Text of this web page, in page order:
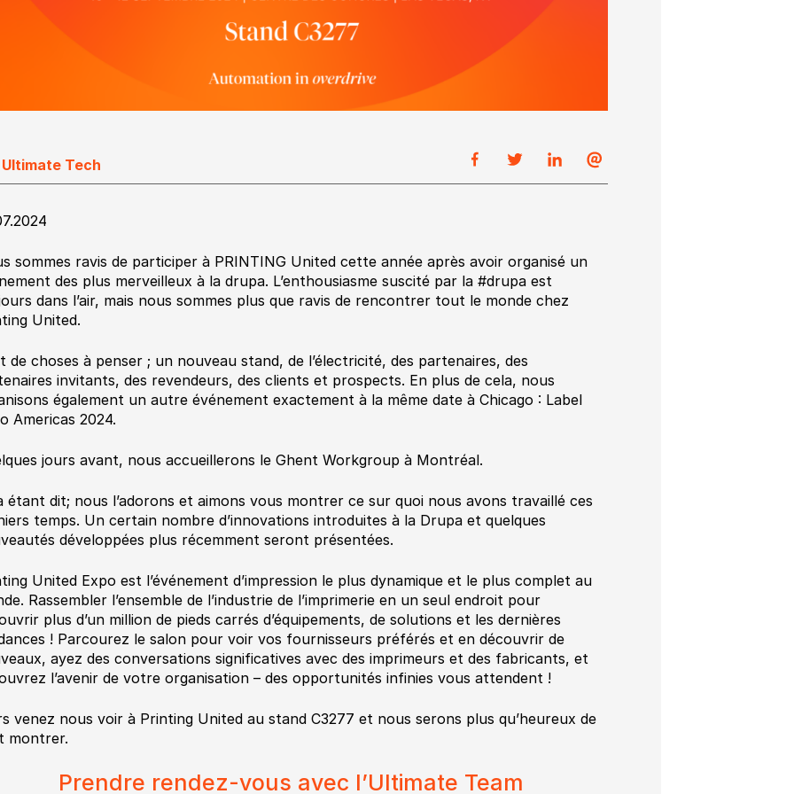
Tech
sommes ravis de participer à PRINTING United cette année après avoir organisé un
des plus merveilleux à la drupa. L’enthousiasme suscité par la #drupa est
dans l’air, mais nous sommes plus que ravis de rencontrer tout le monde chez
United.
de choses à penser ; un nouveau stand, de l’électricité, des partenaires, des
invitants, des revendeurs, des clients et prospects. En plus de cela, nous
également un autre événement exactement à la même date à Chicago : Label
Americas 2024.
jours avant, nous accueillerons le Ghent Workgroup à Montréal.
étant dit; nous l’adorons et aimons vous montrer ce sur quoi nous avons travaillé ces
temps. Un certain nombre d’innovations introduites à la Drupa et quelques
développées plus récemment seront présentées.
United Expo est l’événement d’impression le plus dynamique et le plus complet au
Rassembler l’ensemble de l’industrie de l’imprimerie en un seul endroit pour
plus d’un million de pieds carrés d’équipements, de solutions et les dernières
! Parcourez le salon pour voir vos fournisseurs préférés et en découvrir de
ayez des conversations significatives avec des imprimeurs et des fabricants, et
l’avenir de votre organisation – des opportunités infinies vous attendent !
venez nous voir à Printing United au stand C3277 et nous serons plus qu’heureux de
montrer.
Prendre rendez-vous avec l’Ultimate Team